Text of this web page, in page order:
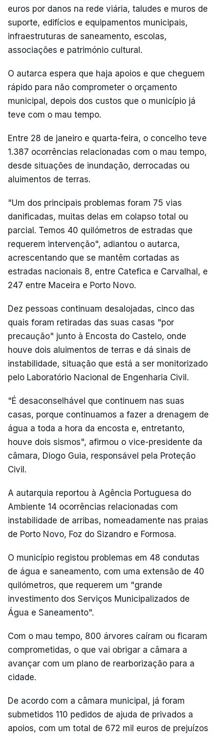
euros por danos na rede viária, taludes e muros de
suporte, edifícios e equipamentos municipais,
infraestruturas de saneamento, escolas,
associações e património cultural.
O autarca espera que haja apoios e que cheguem
rápido para não comprometer o orçamento
municipal, depois dos custos que o município já
teve com o mau tempo.
Entre 28 de janeiro e quarta-feira, o concelho teve
1.387 ocorrências relacionadas com o mau tempo,
desde situações de inundação, derrocadas ou
aluimentos de terras.
"Um dos principais problemas foram 75 vias
danificadas, muitas delas em colapso total ou
parcial. Temos 40 quilómetros de estradas que
requerem intervenção", adiantou o autarca,
acrescentando que se mantêm cortadas as
estradas nacionais 8, entre Catefica e Carvalhal, e
247 entre Maceira e Porto Novo.
Dez pessoas continuam desalojadas, cinco das
quais foram retiradas das suas casas "por
precaução" junto à Encosta do Castelo, onde
houve dois aluimentos de terras e dá sinais de
instabilidade, situação que está a ser monitorizado
pelo Laboratório Nacional de Engenharia Civil.
"É desaconselhável que continuem nas suas
casas, porque continuamos a fazer a drenagem de
água a toda a hora da encosta e, entretanto,
houve dois sismos", afirmou o vice-presidente da
câmara, Diogo Guia, responsável pela Proteção
Civil.
A autarquia reportou à Agência Portuguesa do
Ambiente 14 ocorrências relacionadas com
instabilidade de arribas, nomeadamente nas praias
de Porto Novo, Foz do Sizandro e Formosa.
O município registou problemas em 48 condutas
de água e saneamento, com uma extensão de 40
quilómetros, que requerem um "grande
investimento dos Serviços Municipalizados de
Água e Saneamento".
Com o mau tempo, 800 árvores caíram ou ficaram
comprometidas, o que vai obrigar a câmara a
avançar com um plano de rearborização para a
cidade.
De acordo com a câmara municipal, já foram
submetidos 110 pedidos de ajuda de privados a
apoios, com um total de 672 mil euros de prejuízos